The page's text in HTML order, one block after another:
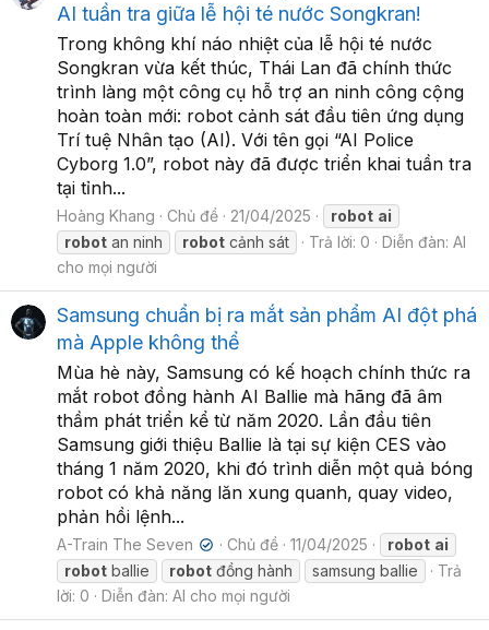
AI tuần tra giữa lễ hội té nước Songkran!
Trong không khí náo nhiệt của lễ hội té nước
Songkran vừa kết thúc, Thái Lan đã chính thức
trình làng một công cụ hỗ trợ an ninh công cộng
hoàn toàn mới: robot cảnh sát đầu tiên ứng dụng
Trí tuệ Nhân tạo (AI). Với tên gọi “AI Police
Cyborg 1.0”, robot này đã được triển khai tuần tra
tại tỉnh...
Hoàng Khang Chủ đề 21/04/2025 robot ai
robot an ninh robot cảnh sát Trả lời: 0 Diễn đàn: AI
cho mọi người
Samsung chuẩn bị ra mắt sản phẩm AI đột phá
mà Apple không thể
Mùa hè này, Samsung có kế hoạch chính thức ra
mắt robot đồng hành AI Ballie mà hãng đã âm
thầm phát triển kể từ năm 2020. Lần đầu tiên
Samsung giới thiệu Ballie là tại sự kiện CES vào
tháng 1 năm 2020, khi đó trình diễn một quả bóng
robot có khả năng lăn xung quanh, quay video,
phản hồi lệnh...
A-Train The Seven ✔ Chủ đề 11/04/2025 robot ai
robot ballie robot đồng hành samsung ballie
Trả
lời: 0
Diễn đàn: AI cho mọi người